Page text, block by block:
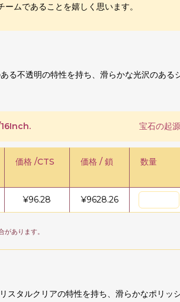
ムであることを嬉しく思います。
る不透明の特性を持ち、滑らかな光沢のある
宝石の起
価格 /CTS 価格 / 鎖 数量
¥96.28 ¥9628.26
あります。
スタルクリアの特性を持ち、滑らかなポリッ